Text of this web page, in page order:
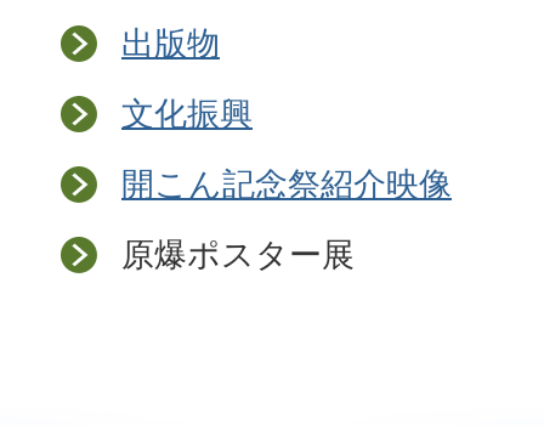
出版物
文化振興
開こん記念祭紹介映像
原爆ポスター展